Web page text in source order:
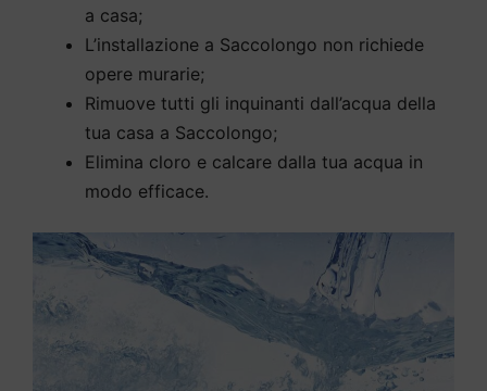
a casa;
L’installazione a Saccolongo non richiede
opere murarie;
Rimuove tutti gli inquinanti dall’acqua della
tua casa a Saccolongo;
Elimina cloro e calcare dalla tua acqua in
modo efficace.